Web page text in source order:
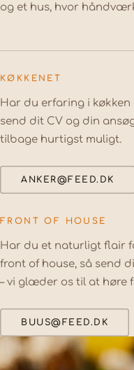
og et hus, hvor
KØKKENET
Har du erfaring i køkken
send dit CV og din
tilbage hurtigst muligt.
ANKER@FEED.DK
FRONT OF HOUSE
Har du et naturligt flair
front of house, så send
– vi glæder os til at høre
BUUS@FEED.DK